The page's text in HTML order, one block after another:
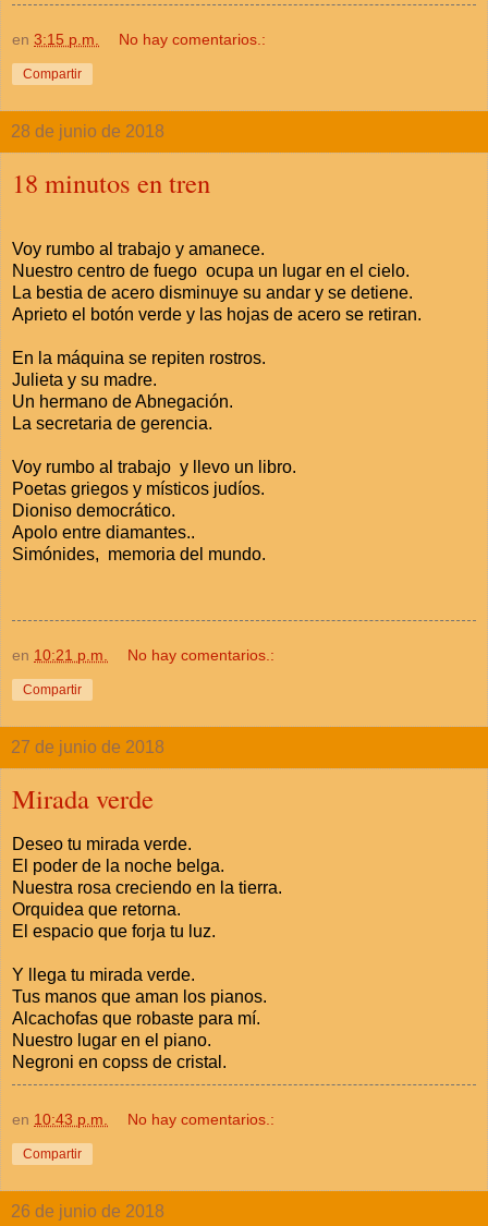
en 3:15 p.m. No hay comentarios.:
Compartir
28 de junio de 2018
18 minutos en tren
Voy rumbo al trabajo y amanece.
Nuestro centro de fuego ocupa un lugar en el cielo.
La bestia de acero disminuye su andar y se detiene.
Aprieto el botón verde y las hojas de acero se retiran.
En la máquina se repiten rostros.
Julieta y su madre.
Un hermano de Abnegación.
La secretaria de gerencia.
Voy rumbo al trabajo y llevo un libro.
Poetas griegos y místicos judíos.
Dioniso democrático.
Apolo entre diamantes..
Simónides, memoria del mundo.
en 10:21 p.m. No hay comentarios.:
Compartir
27 de junio de 2018
Mirada verde
Deseo tu mirada verde.
El poder de la noche belga.
Nuestra rosa creciendo en la tierra.
Orquidea que retorna.
El espacio que forja tu luz.
Y llega tu mirada verde.
Tus manos que aman los pianos.
Alcachofas que robaste para mí.
Nuestro lugar en el piano.
Negroni en copss de cristal.
en 10:43 p.m. No hay comentarios.:
Compartir
26 de junio de 2018